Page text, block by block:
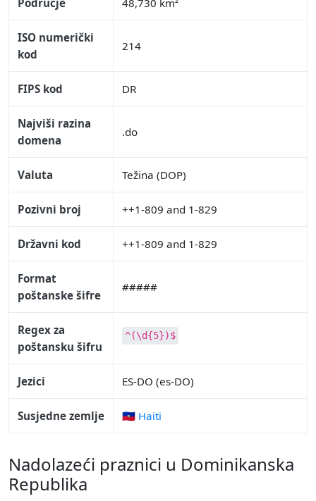
Područje 48,730 km²
ISO numerički
kod
214
FIPS kod DR
Najviši razina
domena
.do
Valuta Težina (DOP)
Pozivni broj ++1-809 and 1-829
Državni kod ++1-809 and 1-829
Format
poštanske šifre
#####
Regex za
poštansku šifru
^(\d{5})$
Jezici ES-DO (es-DO)
Susjedne zemlje 🇭🇹 Haiti
Nadolazeći praznici u Dominikanska
Republika